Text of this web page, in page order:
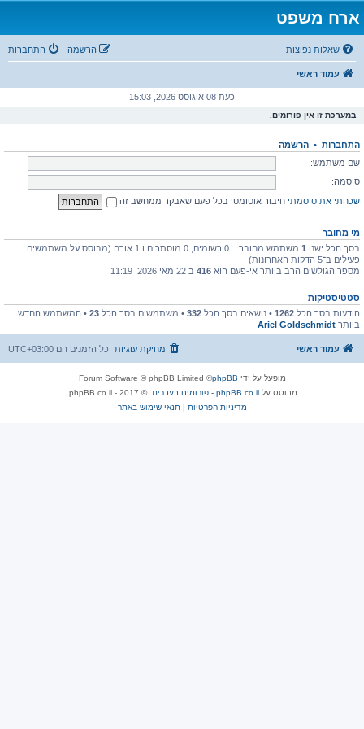
ארח משפט
שאלות נפוצות התחברות הרשמה
עמוד ראשי
כעת 08 אוגוסט 2026, 15:03
במערכת זו אין פורומים.
התחברות • הרשמה
שם משתמש:
סיסמה:
שכחתי את סיסמתי חיבור אוטומטי בכל פעם שאבקר ממחשב זה
מי מחובר
בסך הכל ישנו 1
משתמש מחובר :: 0 רשומים, 0 מוסתרים ו 1 אורח (מבוסס על משתמשים
פעילים ב־5 הדקות האחרונות)
מספר הגולשים הרב ביותר אי-פעם הוא 416 ב 22 מאי 2026, 11:19
סטטיסטיקות
הודעות בסך הכל 1262 • נושאים בסך הכל 332 • משתמשים בסך הכל 23 • המשתמש החדש
ביותר Ariel Goldschmidt
עמוד ראשי כל הזמנים הם UTC+03:00 מחיקת עוגיות
מופעל על ידי phpBB
® Forum Software © phpBB Limited
מבוסס על phpBB.co.il - פורומים בעברית
. © 2017 - phpBB.co.il.
מדיניות הפרטיות |תנאי שימוש באתר